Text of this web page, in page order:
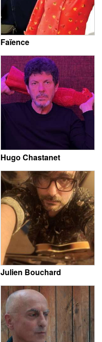
Faïence
Hugo Chastanet
Julien Bouchard